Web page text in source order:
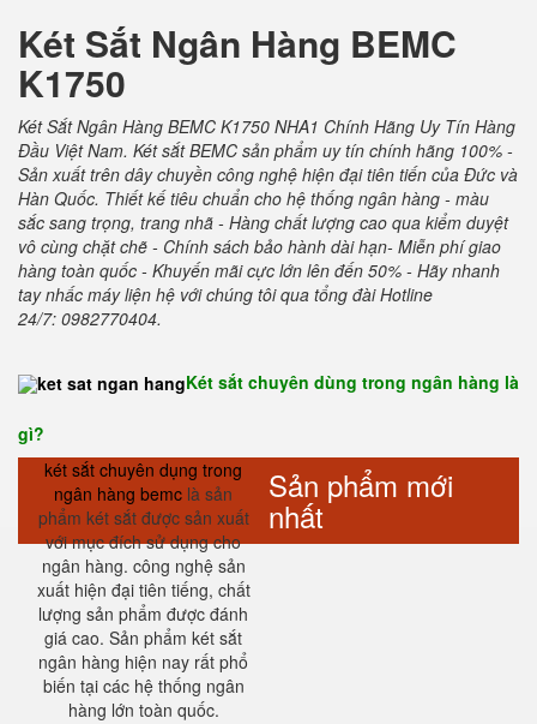
Két Sắt Ngân Hàng BEMC
K1750
Két Sắt Ngân Hàng BEMC K1750 NHA1 Chính Hãng Uy Tín Hàng
Đầu Việt Nam. Két sắt BEMC sản phẩm uy tín chính hãng 100% -
Sản xuất trên dây chuyền công nghệ hiện đại tiên tiến của Đức và
Hàn Quốc. Thiết kế tiêu chuẩn cho hệ thống ngân hàng - màu
sắc sang trọng, trang nhã - Hàng chất lượng cao qua kiểm duyệt
vô cùng chặt chẽ - Chính sách bảo hành dài hạn- Miễn phí giao
hàng toàn quốc - Khuyến mãi cực lớn lên đến 50% - Hãy nhanh
tay nhấc máy liện hệ với chúng tôi qua tổng đài Hotline
24/7: 0982770404.
Két sắt chuyên dùng trong ngân hàng là
gì?
két sắt chuyên dụng trong
ngân hàng bemc là sản
phẩm két sắt được sản xuất
với mục đích sử dụng cho
ngân hàng. công nghệ sản
xuất hiện đại tiên tiếng, chất
lượng sản phẩm được đánh
giá cao. Sản phẩm két sắt
ngân hàng hiện nay rất phổ
biến tại các hệ thống ngân
hàng lớn toàn quốc.
Sản phẩm mới
nhất